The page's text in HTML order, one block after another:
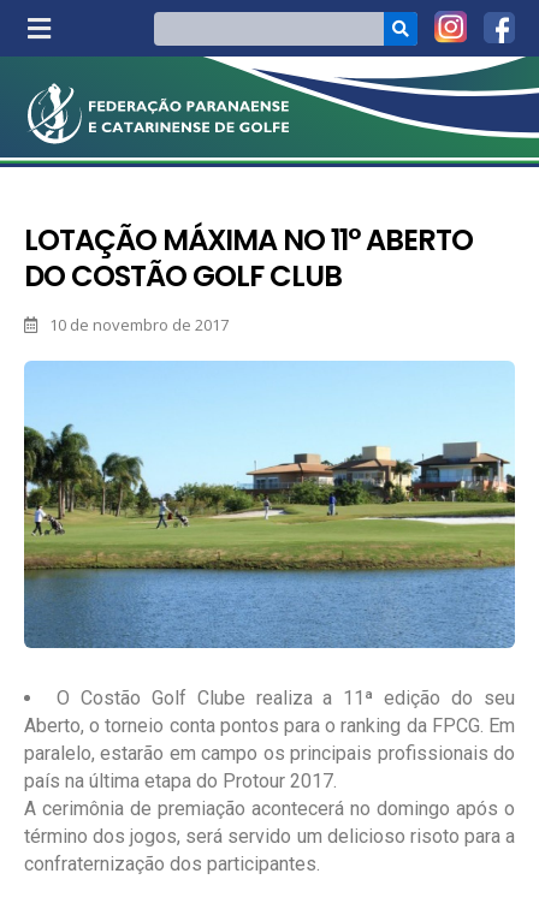
LOTAÇÃO MÁXIMA NO 11° ABERTO
DO COSTÃO GOLF CLUB
10 de novembro de 2017
O Costão Golf Clube realiza a 11ª edição do seu
Aberto, o torneio conta pontos para o ranking da FPCG. Em
paralelo, estarão em campo os principais profissionais do
país na última etapa do Protour 2017.
A cerimônia de premiação acontecerá no domingo após o
término dos jogos, será servido um delicioso risoto para a
confraternização dos participantes.